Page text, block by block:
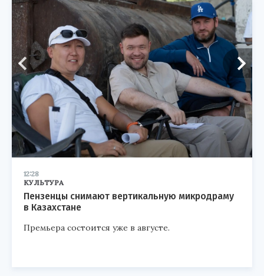
12:28
КУЛЬТУРА
Пензенцы снимают вертикальную микродраму
в Казахстане
Премьера состоится уже в августе.